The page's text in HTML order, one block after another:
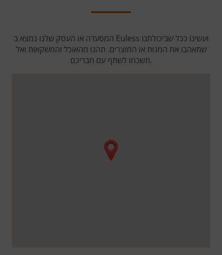
המסעדה או העסק שלנו נמצא ב Euless ועשינו ככל שביכולתנו
שתאהבו את המנות או המוצרים. תהנו מהאוכל והמשקאות ואל
תשכחו לשתף עם חבריכם.